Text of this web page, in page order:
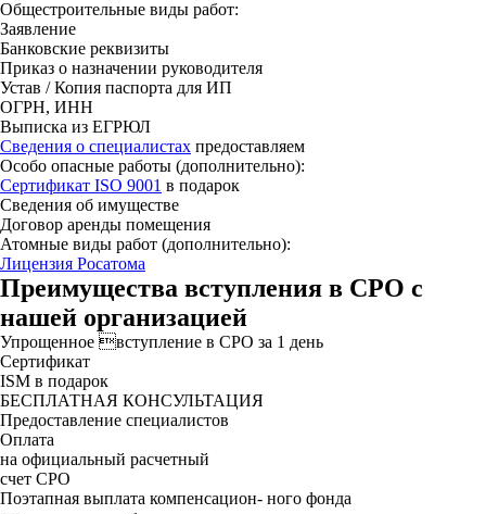
Общестроительные виды работ:
Заявление
Банковские реквизиты
Приказ о назначении руководителя
Устав / Копия паспорта для ИП
ОГРН, ИНН
Выписка из ЕГРЮЛ
Сведения о специалистах предоставляем
Особо опасные работы (дополнительно):
Сертификат ISO 9001 в подарок
Сведения об имуществе
Договор аренды помещения
Атомные виды работ (дополнительно):
Лицензия Росатома
Преимущества вступления в СРО с
нашей организацией
Упрощенное вступление в СРО за 1 день
Сертификат
ISM в подарок
БЕСПЛАТНАЯ КОНСУЛЬТАЦИЯ
Предоставление специалистов
Оплата
на официальный расчетный
счет СРО
Поэтапная выплата компенсацион- ного фонда